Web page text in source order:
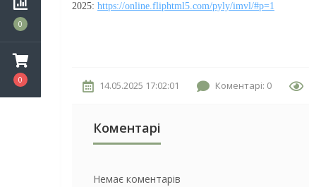
0
0
2025: https://online.fliphtml5.com/pyly/imvl/#p=1
14.05.2025 17:02:01 Коментарі: 0
Коментарі
Немає коментарів